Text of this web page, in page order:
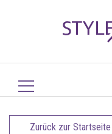
Zurück zur Startseite